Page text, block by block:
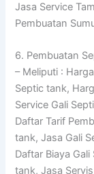
Jasa Service
Pembuatan
6. Pembuatan
– Meliputi :
Septic tank,
Service Gali
Daftar Tarif
tank, Jasa Gali
Daftar Biaya
tank, Jasa